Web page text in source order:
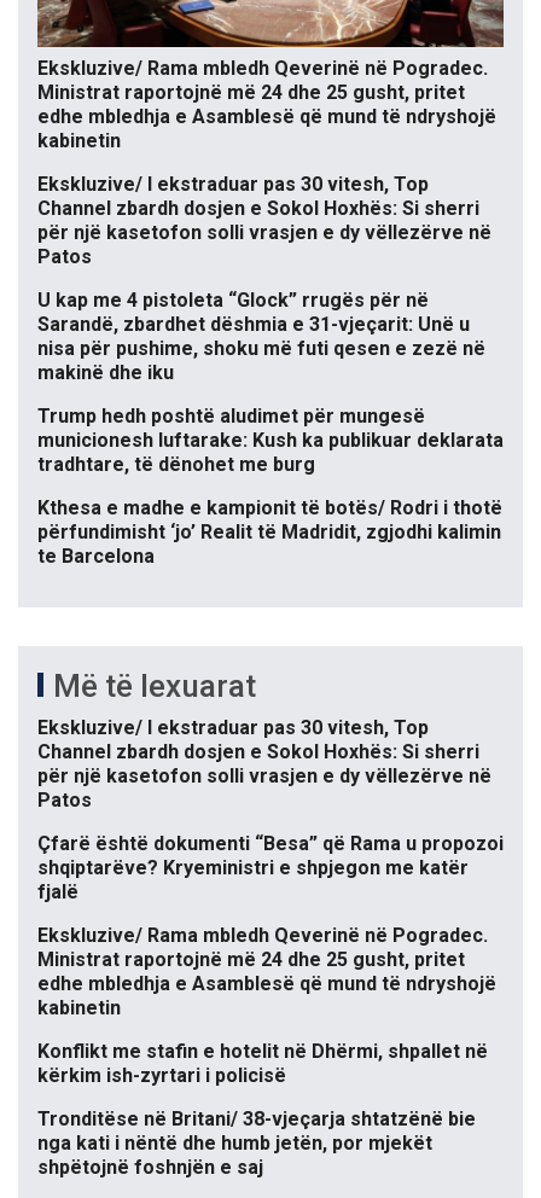
Ekskluzive/ Rama mbledh Qeverinë në Pogradec.
Ministrat raportojnë më 24 dhe 25 gusht, pritet
edhe mbledhja e Asamblesë që mund të ndryshojë
kabinetin
Ekskluzive/ I ekstraduar pas 30 vitesh, Top
Channel zbardh dosjen e Sokol Hoxhës: Si sherri
për një kasetofon solli vrasjen e dy vëllezërve në
Patos
U kap me 4 pistoleta “Glock” rrugës për në
Sarandë, zbardhet dëshmia e 31-vjeçarit: Unë u
nisa për pushime, shoku më futi qesen e zezë në
makinë dhe iku
Trump hedh poshtë aludimet për mungesë
municionesh luftarake: Kush ka publikuar deklarata
tradhtare, të dënohet me burg
Kthesa e madhe e kampionit të botës/ Rodri i thotë
përfundimisht ‘jo’ Realit të Madridit, zgjodhi kalimin
te Barcelona
Më të lexuarat
Ekskluzive/ I ekstraduar pas 30 vitesh, Top
Channel zbardh dosjen e Sokol Hoxhës: Si sherri
për një kasetofon solli vrasjen e dy vëllezërve në
Patos
Çfarë është dokumenti “Besa” që Rama u propozoi
shqiptarëve? Kryeministri e shpjegon me katër
fjalë
Ekskluzive/ Rama mbledh Qeverinë në Pogradec.
Ministrat raportojnë më 24 dhe 25 gusht, pritet
edhe mbledhja e Asamblesë që mund të ndryshojë
kabinetin
Konflikt me stafin e hotelit në Dhërmi, shpallet në
kërkim ish-zyrtari i policisë
Tronditëse në Britani/ 38-vjeçarja shtatzënë bie
nga kati i nëntë dhe humb jetën, por mjekët
shpëtojnë foshnjën e saj